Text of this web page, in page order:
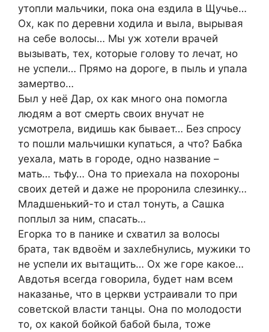
утопли мальчики, пока она ездила в Щучье…
Ох, как по деревни ходила и выла, вырывая
на себе волосы… Мы уж хотели врачей
вызывать, тех, которые голову то лечат, но
не успели… Прямо на дороге, в пыль и упала
замертво…
Был у неё Дар, ох как много она помогла
людям а вот смерть своих внучат не
усмотрела, видишь как бывает… Без спросу
то пошли мальчишки купаться, а что? Бабка
уехала, мать в городе, одно название –
мать… тьфу… Она то приехала на похороны
своих детей и даже не проронила слезинку…
Младшенький-то и стал тонуть, а Сашка
поплыл за ним, спасать…
Егорка то в панике и схватил за волосы
брата, так вдвоём и захлебнулись, мужики то
не успели их вытащить… Ох же горе какое…
Авдотья всегда говорила, будет нам всем
наказанье, что в церкви устраивали то при
советской власти танцы. Она по молодости
то, ох какой бойкой бабой была, тоже